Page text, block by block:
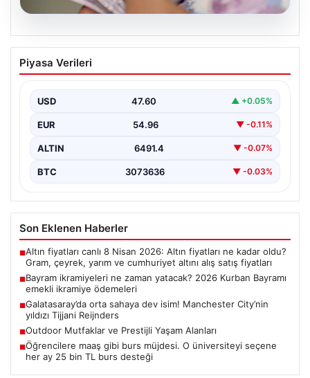
Bayram ikramiyeleri ne zaman yatacak?
2026 Kurban Bayramı emekli ikramiye
Piyasa Verileri
USD 47.60 ▲ +0.05%
EUR 54.96 ▼ -0.11%
ALTIN 6491.4 ▼ -0.07%
BTC 3073636 ▼ -0.03%
Son Eklenen Haberler
■Altın fiyatları canlı 8 Nisan 2026: Altın fiyatları ne kadar oldu?
Gram, çeyrek, yarım ve cumhuriyet altını alış satış fiyatları
■Bayram ikramiyeleri ne zaman yatacak? 2026 Kurban Bayramı
emekli ikramiye ödemeleri
■Galatasaray’da orta sahaya dev isim! Manchester City’nin
yıldızı Tijjani Reijnders
■Outdoor Mutfaklar ve Prestijli Yaşam Alanları
■Öğrencilere maaş gibi burs müjdesi. O üniversiteyi seçene
her ay 25 bin TL burs desteği